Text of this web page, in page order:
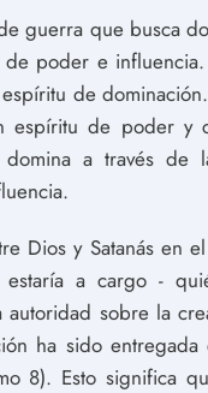
guerra que busca
poder e
de
espíritu de poder y
a través de
Dios y Satanás en
a cargo -
autoridad sobre la
ha sido entregada
8). Esto significa